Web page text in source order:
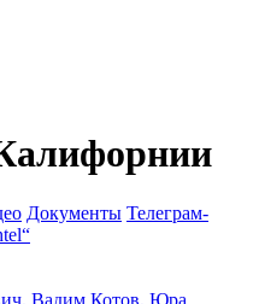
Документы Телеграм-